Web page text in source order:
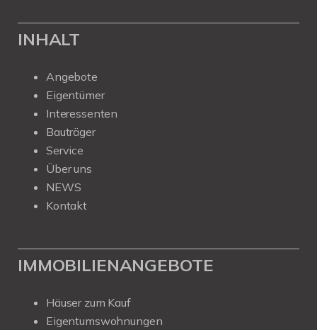
INHALT
Angebote
Eigentümer
Interessenten
Bauträger
Service
Über uns
NEWS
Kontakt
IMMOBILIENANGEBOTE
Häuser zum Kauf
Eigentumswohnungen